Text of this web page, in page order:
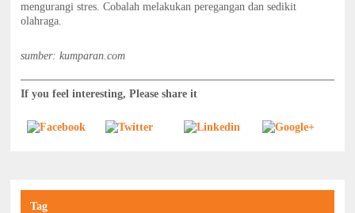
mengurangi stres. Cobalah melakukan peregangan dan sedikit
olahraga.
sumber: kumparan.com
If you feel interesting, Please share it
Tag